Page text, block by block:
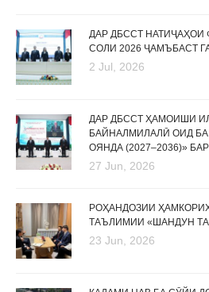
ДАР ДБССТ
СОЛИ 2026 ҶАМЪБАСТ
2 Jul, 2026
ДАР ДБССТ ҲАМОИШИ
БАЙНАЛМИЛАЛӢ ОИД
ОЯНДА (2027–2036)»
27 Jun, 2026
РОҲАНДОЗИИ
ТАЪЛИМИИ «ШАНДУН
23 Jun, 2026